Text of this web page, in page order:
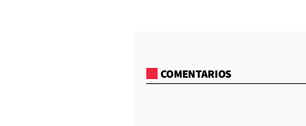
COMENTARIOS